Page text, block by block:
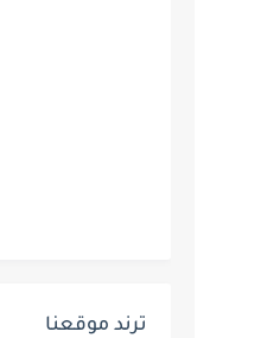
ترند موقعنا